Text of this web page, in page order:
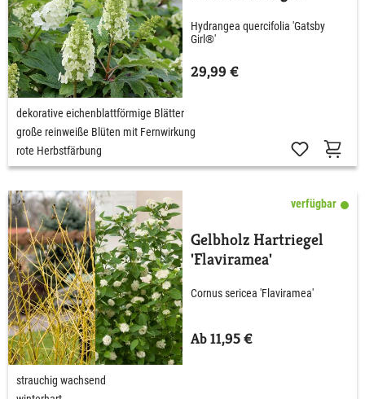
Girl'
Hydrangea quercifolia 'Gatsby
Girl®'
29,99 €
dekorative eichenblattförmige Blätter
große reinweiße Blüten mit Fernwirkung
rote Herbstfärbung
verfügbar
Gelbholz Hartriegel
'Flaviramea'
Cornus sericea 'Flaviramea'
Ab 11,95 €
strauchig wachsend